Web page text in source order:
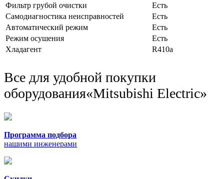
Фильтр грубой очистки
Есть
Самодиагностика неисправностей
Есть
Автоматический режим
Есть
Режим осушения
Есть
Хладагент
R410a
Все для удобной покупки
оборудования«Mitsubishi Electric»
Программа подбора
нашими инженерами